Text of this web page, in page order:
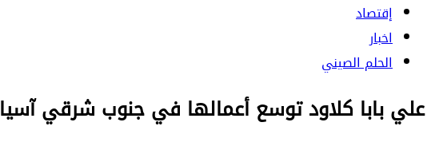
إقتصاد
اخبار
الحلم الصيني
علي بابا كلاود توسع أعمالها في جنوب شرقي آسيا